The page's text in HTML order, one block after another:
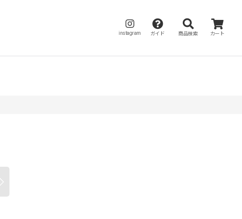
instagram ガイド 商品検索 カート